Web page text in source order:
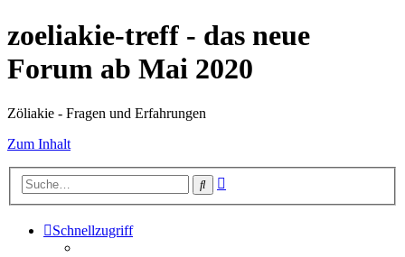
zoeliakie-treff - das neue
Forum ab Mai 2020
Zöliakie - Fragen und Erfahrungen
Zum Inhalt
Suche
Schnellzugriff